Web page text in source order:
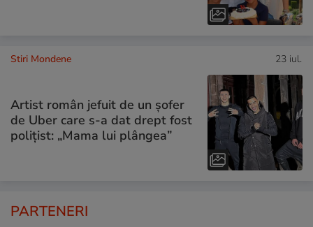
Stiri Mondene 23 iul.
Artist român jefuit de un șofer
de Uber care s-a dat drept fost
polițist: „Mama lui plângea”
PARTENERI